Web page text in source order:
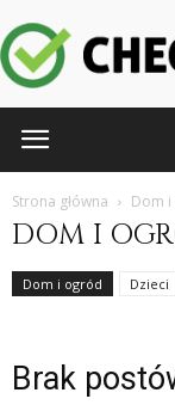
Strona główna Dom
DOM I
Dom i ogród Dzieci
Brak